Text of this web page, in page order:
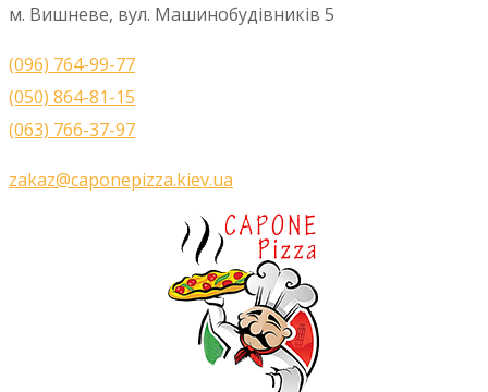
м. Вишневе, вул. Машинобудівників 5
(096) 764-99-77
(050) 864-81-15
(063) 766-37-97
zakaz@caponepizza.kiev.ua